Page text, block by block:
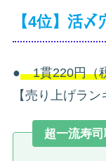
【4位】活〆
●1貫220円（
【売り上げラ
超一流寿